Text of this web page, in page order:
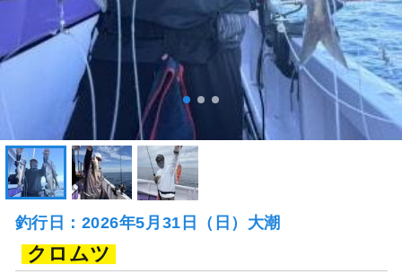
釣行日：2026年5月31日（日）大潮
クロムツ